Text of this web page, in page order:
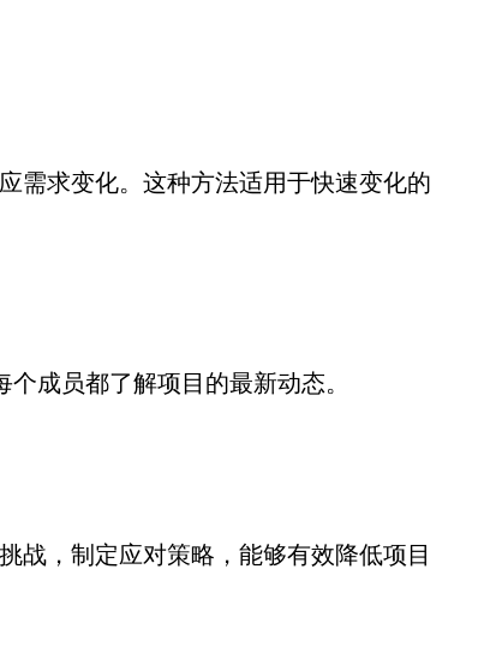
需求变化。这种方法适用于快速变化的
成员都了解项目的最新动态。
战，制定应对策略，能够有效降低项目